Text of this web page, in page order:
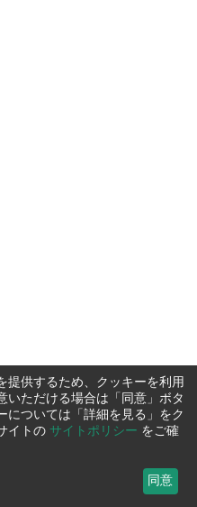
提供するため、クッキーを利用
いただける場合は「同意」ボタ
については「詳細を見る」をク
イトの サイトポリシー をご確
同意